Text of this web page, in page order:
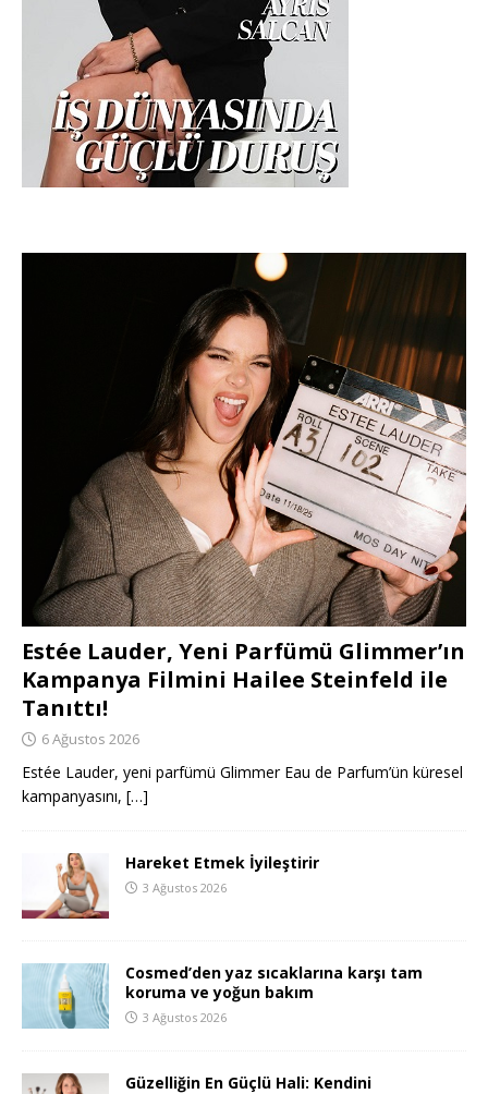
Estée Lauder, Yeni Parfümü Glimmer’ın
Kampanya Filmini Hailee Steinfeld ile
Tanıttı!
6 Ağustos 2026
Estée Lauder, yeni parfümü Glimmer Eau de Parfum’ün küresel
kampanyasını, […]
Hareket Etmek İyileştirir
3 Ağustos 2026
Cosmed’den yaz sıcaklarına karşı tam
koruma ve yoğun bakım
3 Ağustos 2026
Güzelliğin En Güçlü Hali: Kendini